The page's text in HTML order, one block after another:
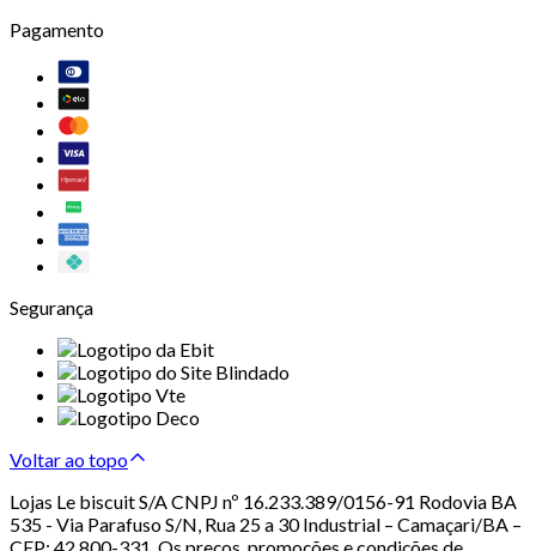
Pagamento
Segurança
Voltar ao topo
Lojas Le biscuit S/A CNPJ nº 16.233.389/0156-91 Rodovia BA
535 - Via Parafuso S/N, Rua 25 a 30 Industrial – Camaçari/BA –